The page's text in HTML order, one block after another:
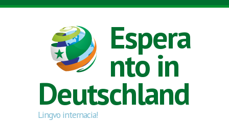
Direkt zum Inhalt
Espera
nto in
Deutschland
Lingvo internacia!